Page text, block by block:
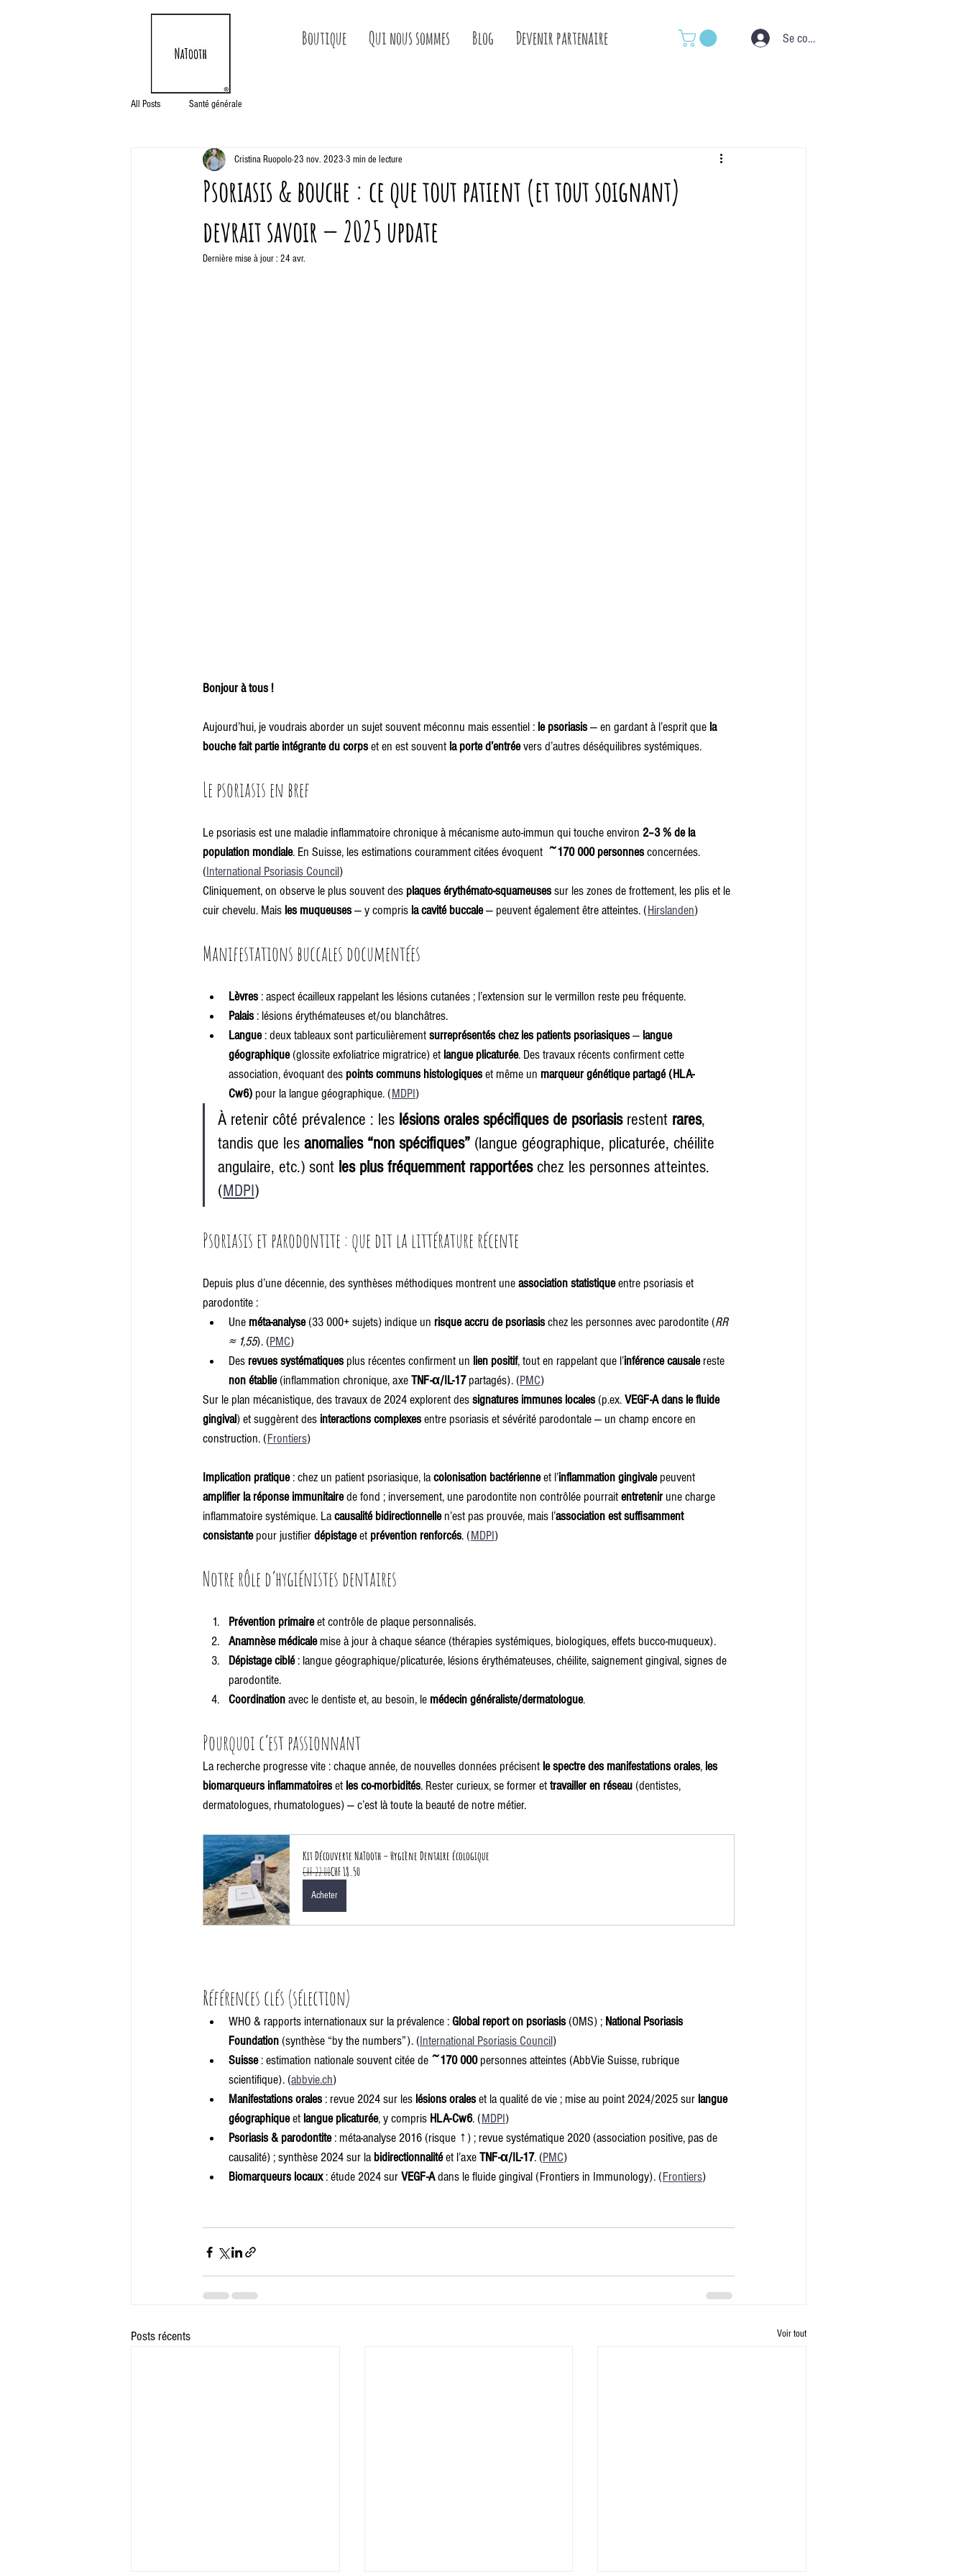
Boutique Qui nous sommes Blog Devenir partenaire Se connecter
All Posts Santé générale
Psoriasis & bouche : ce que tout patient (et tout soignant)
devrait savoir — 2025 update
Cristina Ruopolo23 nov. 2023 3 min de lecture
Dernière mise à jour : 24 avr.
Bonjour à tous !
Aujourd’hui, je voudrais aborder un sujet souvent méconnu mais essentiel : le psoriasis — en gardant à l’esprit que la
bouche fait partie intégrante du corps et en est souvent la porte d’entrée vers d’autres déséquilibres systémiques.
Le psoriasis en bref
Le psoriasis est une maladie inflammatoire chronique à mécanisme auto-immun qui touche environ 2–3 % de la
population mondiale. En Suisse, les estimations couramment citées évoquent ~170 000 personnes concernées.
(International Psoriasis Council)
Cliniquement, on observe le plus souvent des plaques érythémato-squameuses sur les zones de frottement, les plis et le
cuir chevelu. Mais les muqueuses — y compris la cavité buccale — peuvent également être atteintes. (Hirslanden)
Manifestations buccales documentées
Lèvres : aspect écailleux rappelant les lésions cutanées ; l’extension sur le vermillon reste peu fréquente.
Palais : lésions érythémateuses et/ou blanchâtres.
Langue : deux tableaux sont particulièrement surreprésentés chez les patients psoriasiques — langue
géographique (glossite exfoliatrice migratrice) et langue plicaturée. Des travaux récents confirment cette
association, évoquant des points communs histologiques et même un marqueur génétique partagé (HLA-
Cw6) pour la langue géographique. (MDPI)
À retenir côté prévalence : les lésions orales spécifiques de psoriasis restent rares,
tandis que les anomalies “non spécifiques” (langue géographique, plicaturée, chéilite
angulaire, etc.) sont les plus fréquemment rapportées chez les personnes atteintes.
(MDPI)
Psoriasis et parodontite : que dit la littérature récente
Depuis plus d’une décennie, des synthèses méthodiques montrent une association statistique entre psoriasis et
parodontite :
Une méta-analyse (33 000+ sujets) indique un risque accru de psoriasis chez les personnes avec parodontite (RR
≈ 1,55). (PMC)
Des revues systématiques plus récentes confirment un lien positif, tout en rappelant que l’inférence causale reste
non établie (inflammation chronique, axe TNF-α/IL-17 partagés). (PMC)
Sur le plan mécanistique, des travaux de 2024 explorent des signatures immunes locales (p.ex. VEGF-A dans le fluide
gingival) et suggèrent des interactions complexes entre psoriasis et sévérité parodontale — un champ encore en
construction. (Frontiers)
Implication pratique : chez un patient psoriasique, la colonisation bactérienne et l’inflammation gingivale peuvent
amplifier la réponse immunitaire de fond ; inversement, une parodontite non contrôlée pourrait entretenir une charge
inflammatoire systémique. La causalité bidirectionnelle n’est pas prouvée, mais l’association est suffisamment
consistante pour justifier dépistage et prévention renforcés. (MDPI)
Notre rôle d’hygiénistes dentaires
Prévention primaire et contrôle de plaque personnalisés.
Anamnèse médicale mise à jour à chaque séance (thérapies systémiques, biologiques, effets bucco-muqueux).
Dépistage ciblé : langue géographique/plicaturée, lésions érythémateuses, chéilite, saignement gingival, signes de
parodontite.
Coordination avec le dentiste et, au besoin, le médecin généraliste/dermatologue.
Pourquoi c’est passionnant
La recherche progresse vite : chaque année, de nouvelles données précisent le spectre des manifestations orales, les
biomarqueurs inflammatoires et les co-morbidités. Rester curieux, se former et travailler en réseau (dentistes,
dermatologues, rhumatologues) — c’est là toute la beauté de notre métier.
Kit Découverte NaTooth – Hygiène Dentaire écologique
CHF 22.00CHF 18.50
Acheter
Références clés (sélection)
WHO & rapports internationaux sur la prévalence : Global report on psoriasis (OMS) ; National Psoriasis
Foundation (synthèse “by the numbers”). (International Psoriasis Council)
Suisse : estimation nationale souvent citée de ~170 000 personnes atteintes (AbbVie Suisse, rubrique
scientifique). (abbvie.ch)
Manifestations orales : revue 2024 sur les lésions orales et la qualité de vie ; mise au point 2024/2025 sur langue
géographique et langue plicaturée, y compris HLA-Cw6. (MDPI)
Psoriasis & parodontite : méta-analyse 2016 (risque ↑) ; revue systématique 2020 (association positive, pas de
causalité) ; synthèse 2024 sur la bidirectionnalité et l’axe TNF-α/IL-17. (PMC)
Biomarqueurs locaux : étude 2024 sur VEGF-A dans le fluide gingival (Frontiers in Immunology). (Frontiers)
Posts récents Voir tout